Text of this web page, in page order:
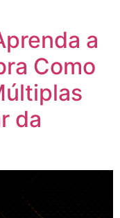
a
Como
da